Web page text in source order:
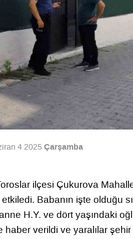
4 2025Çarşamba
ilçesi Çukurova
Babanın işte olduğu
H.Y. ve dört yaşındaki
haber verildi ve yaralılar